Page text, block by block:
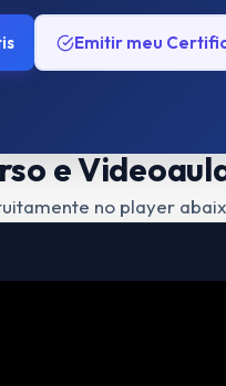
Emitir meu
e
no player